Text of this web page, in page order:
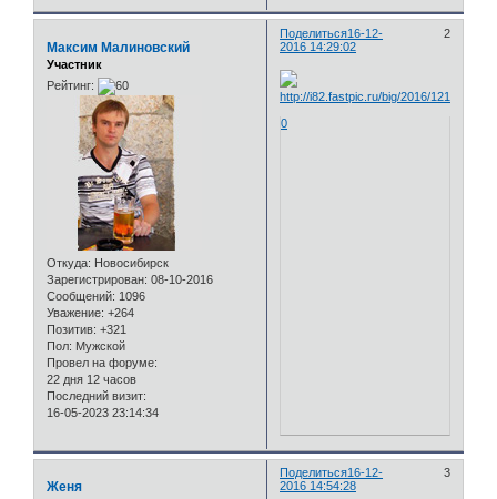
Поделиться 2
16-12-
2016 14:29:02
Максим Малиновский
Участник
Рейтинг:
Откуда: Новосибирск
Зарегистрирован: 08-10-2016
Сообщений: 1096
Уважение: +264
Позитив: +321
Пол: Мужской
Провел на форуме:
22 дня 12 часов
Последний визит:
16-05-2023 23:14:34
0
Поделиться 3
16-12-
2016 14:54:28
Женя